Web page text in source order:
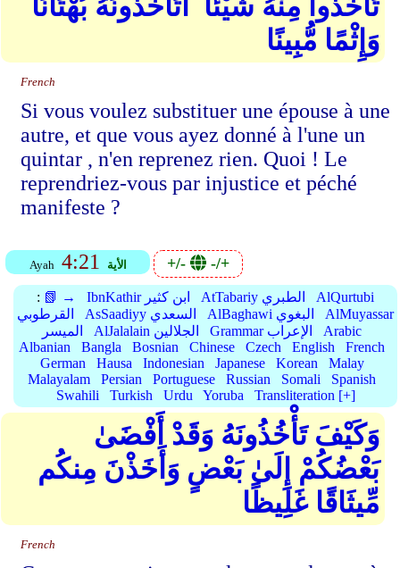
وَإِثْمًا مُّبِينًا
French
Si vous voulez substituer une épouse à une
autre, et que vous ayez donné à l'une un
quintar , n'en reprenez rien. Quoi ! Le
reprendriez-vous par injustice et péché
manifeste ?
Ayah 4:21 الأية +/- -/+
: 📗 → IbnKathir ابن كثير AtTabariy الطبري
AlQurtubi
القرطوبي
AsSaadiyy السعدي AlBaghawi البغوي
AlMuyassar
الميسر
AlJalalain الجلالين Grammar الإعراب
Arabic
Albanian
Bangla Bosnian Chinese Czech English
French
German
Hausa Indonesian Japanese Korean
Malay
Malayalam
Persian Portuguese Russian Somali
Spanish
Swahili
Turkish Urdu Yoruba Transliteration [+]
وَكَيْفَ تَأْخُذُونَهُ وَقَدْ أَفْضَىٰ
بَعْضُكُمْ إِلَىٰ بَعْضٍ وَأَخَذْنَ مِنكُم
مِّيثَاقًا غَلِيظًا
French